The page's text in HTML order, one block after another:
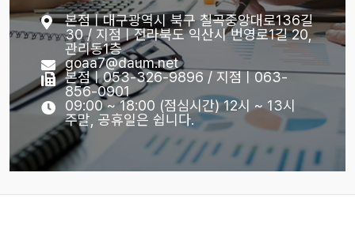
본점ㅣ대구광역시 북구 칠곡중앙대로136길
30 / 지점ㅣ전라북도 익산시 번영로1길 20,
관리동1층
goaa7@daum.net
본점ㅣ053-326-9896 / 지점ㅣ063-
856-0901
09:00 ~ 18:00 (점심시간) 12시 ~ 13시
주말, 공휴일은 쉽니다.